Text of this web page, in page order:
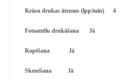
Krāsu drukas ātrums (lpp/min) 4
Fotoattēlu drukāšana Jā
Kopēšana Jā
Skenēšana Jā